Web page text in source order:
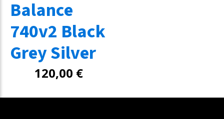
Balance
740v2 Black
Grey Silver
120,00 €